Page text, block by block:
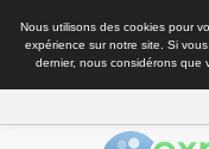
Nous utilisons des cookies pour
expérience sur notre site. Si
dernier, nous considérons que